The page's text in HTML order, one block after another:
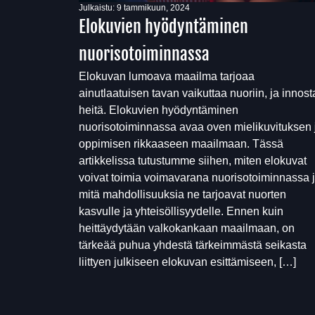
Julkaistu: 9 tammikuun, 2024
Elokuvien hyödyntäminen
nuorisotoiminnassa
Elokuvan lumoava maailma tarjoaa
ainutlaatuisen tavan vaikuttaa nuoriin, ja
heitä. Elokuvien hyödyntäminen
nuorisotoiminnassa avaa oven mielikuvituksen
oppimisen rikkaaseen maailmaan. Tässä
artikkelissa tutustumme siihen, miten elokuvat
voivat toimia voimavarana nuorisotoiminnassa
mitä mahdollisuuksia ne tarjoavat nuorten
kasvulle ja yhteisöllisyydelle. Ennen kuin
heittäydytään valkokankaan maailmaan, on
tärkeää puhua yhdestä tärkeimmästä seikasta
liittyen julkiseen elokuvan esittämiseen, […]